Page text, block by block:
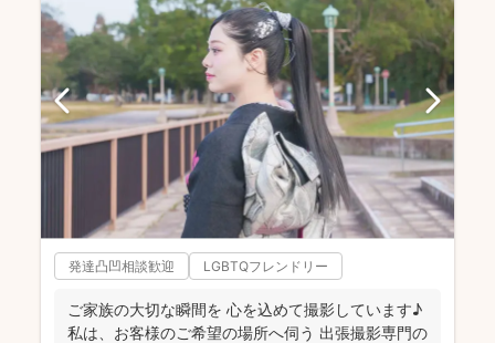
発達凸凹相談歓迎 LGBTQフレンドリー
ご家族の大切な瞬間を 心を込めて撮影しています♪
私は、お客様のご希望の場所へ伺う 出張撮影専門の